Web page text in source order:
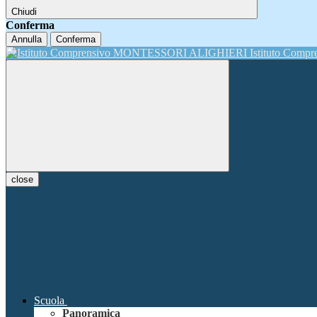
Chiudi
Conferma
Annulla Conferma
Istituto
close
Scuola
Panoramica